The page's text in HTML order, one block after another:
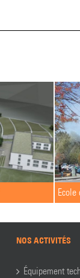
Ecole
NOS ACTIVITÉS
Équipement